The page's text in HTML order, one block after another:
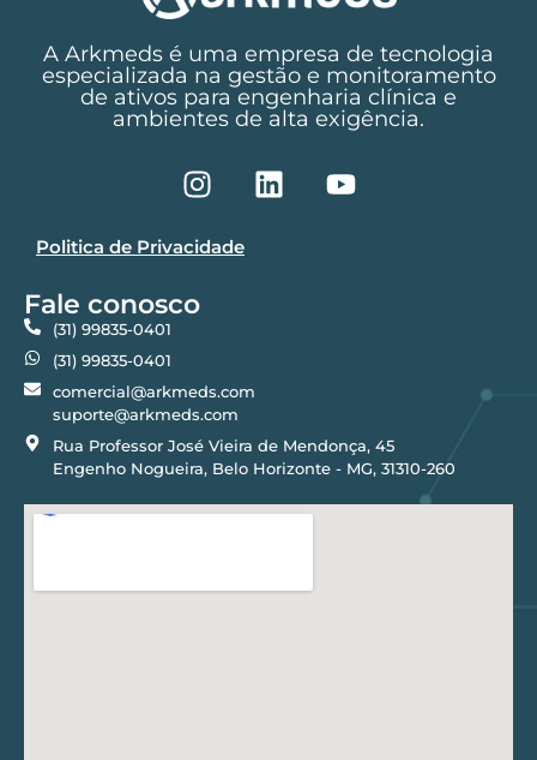
A Arkmeds é uma empresa de tecnologia
especializada na gestão e monitoramento
de ativos para engenharia clínica e
ambientes de alta exigência.
Politica de Privacidade
Fale conosco
(31) 99835-0401
(31) 99835-0401
comercial@arkmeds.com
suporte@arkmeds.com
Rua Professor José Vieira de Mendonça, 45
Engenho Nogueira, Belo Horizonte - MG, 31310-260